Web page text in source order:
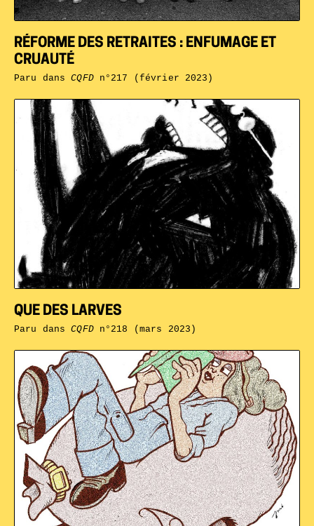
QUE DES LARVES
Paru dansCQFDn°218 (mars 2023)
RÉFORME DES RETRAITES : ENFUMAGE ET
CRUAUTÉ
Paru dansCQFDn°217 (février 2023)